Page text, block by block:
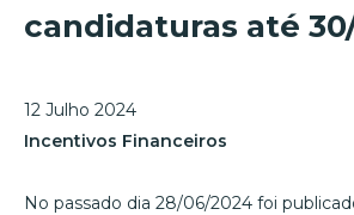
candidaturas até
12 Julho 2024
Incentivos Financeiros
No passado dia 28/06/2024 foi